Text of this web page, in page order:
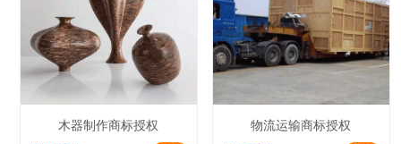
木器制作商标授权
物流运输商标授权